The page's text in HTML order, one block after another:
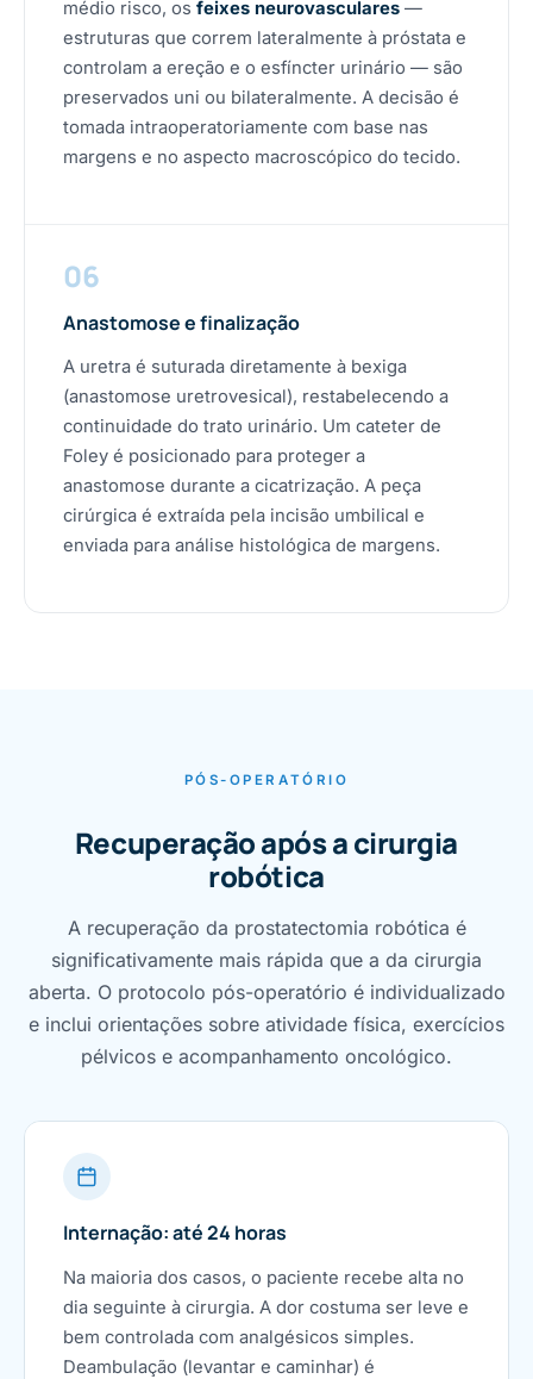
médio risco, os feixes neurovasculares —
estruturas que correm lateralmente à próstata e
controlam a ereção e o esfíncter urinário — são
preservados uni ou bilateralmente. A decisão é
tomada intraoperatoriamente com base nas
margens e no aspecto macroscópico do tecido.
06
Anastomose e finalização
A uretra é suturada diretamente à bexiga
(anastomose uretrovesical), restabelecendo a
continuidade do trato urinário. Um cateter de
Foley é posicionado para proteger a
anastomose durante a cicatrização. A peça
cirúrgica é extraída pela incisão umbilical e
enviada para análise histológica de margens.
PÓS-OPERATÓRIO
Recuperação após a cirurgia
robótica
A recuperação da prostatectomia robótica é
significativamente mais rápida que a da cirurgia
aberta. O protocolo pós-operatório é individualizado
e inclui orientações sobre atividade física, exercícios
pélvicos e acompanhamento oncológico.
Internação: até 24 horas
Na maioria dos casos, o paciente recebe alta no
dia seguinte à cirurgia. A dor costuma ser leve e
bem controlada com analgésicos simples.
Deambulação (levantar e caminhar) é